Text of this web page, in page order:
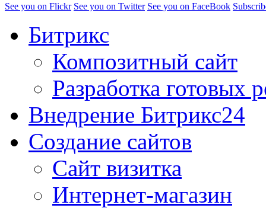
See you on Flickr See you on Twitter See you on FaceBook
Битрикс
Композитный сайт
Разработка готовых
Внедрение Битрикс24
Создание сайтов
Сайт визитка
Интернет-магазин